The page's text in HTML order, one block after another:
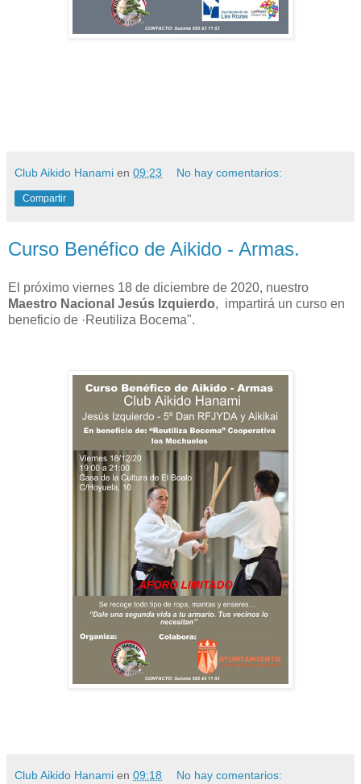
Club Aikido Hanami en 09:23 No hay comentarios:
Compartir
Curso Benéfico de Aikido - Armas.
El próximo viernes 18 de diciembre de 2020, nuestro
Maestro Nacional Jesús Izquierdo, impartirá un curso en
beneficio de ·Reutiliza Bocema".
Club Aikido Hanami en 09:18 No hay comentarios: